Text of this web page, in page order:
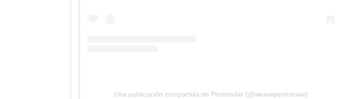
Una publicación compartida de Peninsular (@wearepeninsular)